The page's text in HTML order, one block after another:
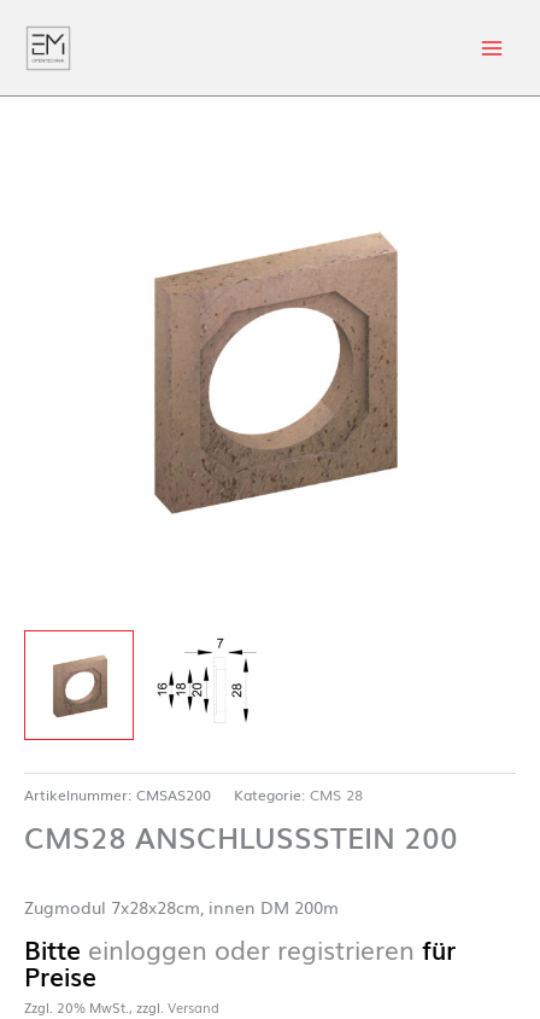
Artikelnummer: CMSAS200 Kategorie: CMS 28
CMS28 ANSCHLUSSSTEIN 200
Zugmodul 7x28x28cm, innen DM 200m
Bitte einloggen oder registrieren für
Preise
Zzgl. 20% MwSt., zzgl. Versand